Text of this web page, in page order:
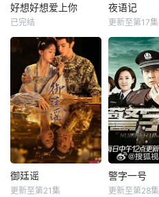
好想好想爱上你
已完结
夜语记
更新至第17集
御廷谣
更新至第21集
警字一号
更新至第28集